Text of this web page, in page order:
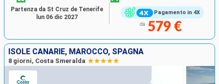
Pagamento in 4X
da 579 €
Partenza da St Cruz de Tenerife
lun 06 dic 2027
ISOLE CANARIE, MAROCCO, SPAGNA
8 giorni, Costa Smeralda